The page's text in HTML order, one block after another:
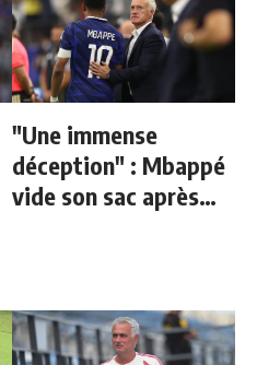
"Une immense
déception" : Mbappé
vide son sac après